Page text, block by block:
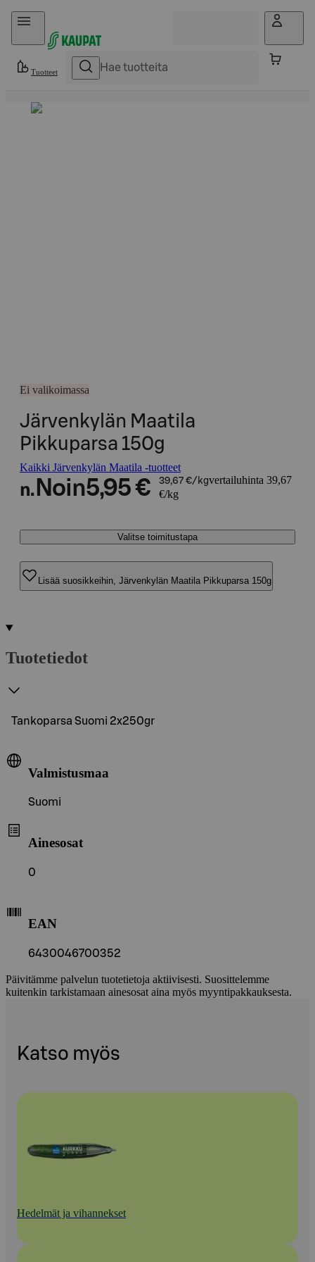
Hyppää sisältöön
Tuotteet
Ei valikoimassa
Järvenkylän Maatila
Pikkuparsa 150g
Kaikki Järvenkylän Maatila -tuotteet
n. Noin5,95 € 39,67 €/kgvertailuhinta 39,67
€/kg
Valitse toimitustapa
Lisää suosikkeihin, Järvenkylän Maatila Pikkuparsa 150g
Tuotetiedot
Tankoparsa Suomi 2x250gr
Valmistusmaa
Suomi
Ainesosat
0
EAN
6430046700352
Päivitämme palvelun tuotetietoja aktiivisesti. Suosittelemme
kuitenkin tarkistamaan ainesosat aina myös myyntipakkauksesta.
Katso myös
Hedelmät ja vihannekset